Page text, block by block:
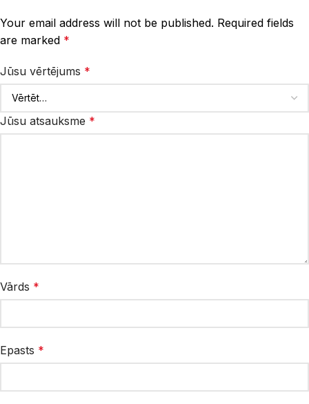
Your email address will not be published. Required fields
are marked *
Jūsu vērtējums *
Jūsu atsauksme *
Vārds *
Epasts *